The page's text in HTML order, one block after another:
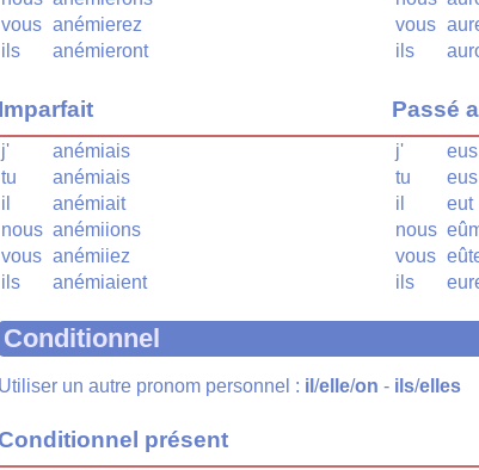
vous anémierez
ils
anémieront
Imparfait
j'
anémiais
tu
anémiais
il
anémiait
nous anémiions
vous anémiiez
ils
anémiaient
vous
ils
Passé
j' eus
tu
eus
il
eut
nous
vous
ils
Conditionnel
Utiliser un autre pronom personnel : il /elle/on - ils/elles
présent